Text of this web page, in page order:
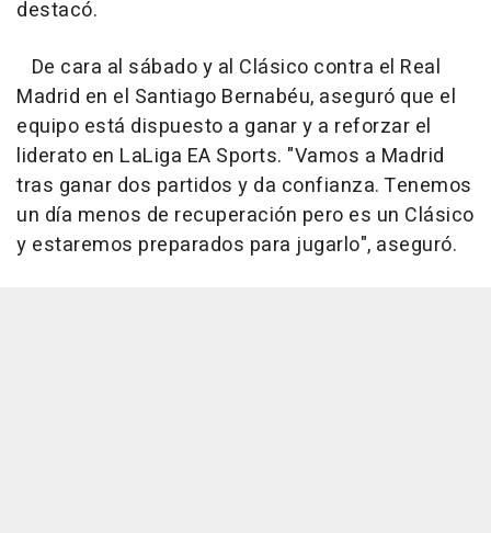
destacó.
De cara al sábado y al Clásico contra el Real
Madrid en el Santiago Bernabéu, aseguró que el
equipo está dispuesto a ganar y a reforzar el
liderato en LaLiga EA Sports. "Vamos a Madrid
tras ganar dos partidos y da confianza. Tenemos
un día menos de recuperación pero es un Clásico
y estaremos preparados para jugarlo", aseguró.